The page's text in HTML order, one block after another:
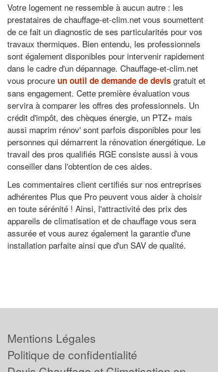
Votre logement ne ressemble à aucun autre : les
prestataires de chauffage-et-clim.net vous soumettent
de ce fait un diagnostic de ses particularités pour vos
travaux thermiques. Bien entendu, les professionnels
sont également disponibles pour intervenir rapidement
dans le cadre d'un dépannage. Chauffage-et-clim.net
vous procure un outil de demande de devis gratuit et
sans engagement. Cette première évaluation vous
servira à comparer les offres des professionnels. Un
crédit d'impôt, des chèques énergie, un PTZ+ mais
aussi maprim rénov' sont parfois disponibles pour les
personnes qui démarrent la rénovation énergétique. Le
travail des pros qualifiés RGE consiste aussi à vous
conseiller dans l'obtention de ces aides.
Les commentaires client certifiés sur nos entreprises
adhérentes Plus que Pro peuvent vous aider à choisir
en toute sérénité ! Ainsi, l'attractivité des prix des
appareils de climatisation et de chauffage vous sera
assurée et vous aurez également la garantie d'une
installation parfaite ainsi que d'un SAV de qualité.
Mentions Légales
Politique de confidentialité